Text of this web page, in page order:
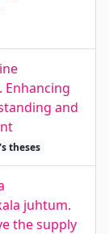
and
theses
juhtum.
the supply